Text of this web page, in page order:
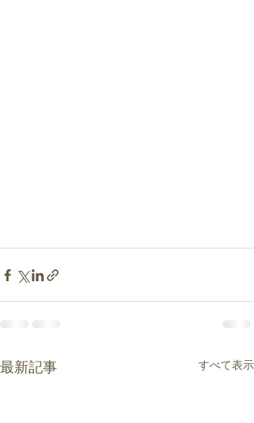
最新記事 すべて表示